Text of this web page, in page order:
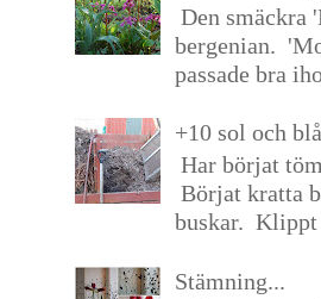
Den smäckra
bergenian.
passade bra
+10 sol och
Har börjat
Börjat kratta
buskar. Klippt
Stämning...